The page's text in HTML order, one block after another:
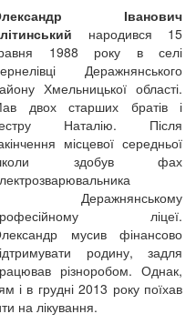
Іванович
народився 15
1988 року в селі
Деражнянського
Хмельницької області.
двох старших братів і
Наталію. Після
місцевої середньої
здобув фах
Деражнянському
ліцеї.
мусив фінансово
родину, задля
різноробом. Однак,
і в грудні 2013 року поїхав
на лікування.